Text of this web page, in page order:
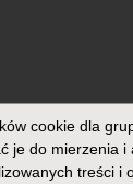
cookie dla
je do mierzenia
treści i